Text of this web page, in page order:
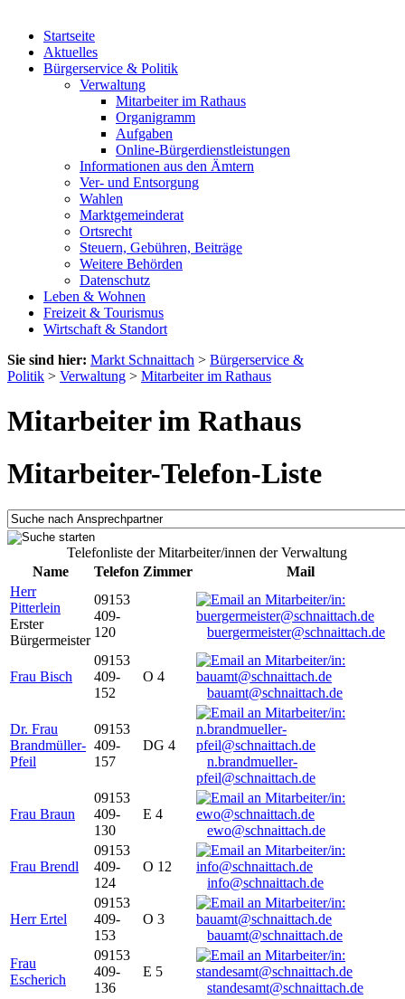
Startseite
Aktuelles
Bürgerservice & Politik
Verwaltung
Mitarbeiter im Rathaus
Organigramm
Aufgaben
Online-Bürgerdienstleistungen
Informationen aus den Ämtern
Ver- und Entsorgung
Wahlen
Marktgemeinderat
Ortsrecht
Steuern, Gebühren, Beiträge
Weitere Behörden
Datenschutz
Leben & Wohnen
Freizeit & Tourismus
Wirtschaft & Standort
Sie sind hier: Markt Schnaittach > Bürgerservice &
Politik > Verwaltung > Mitarbeiter im Rathaus
Mitarbeiter im Rathaus
Mitarbeiter-Telefon-Liste
Telefonliste der Mitarbeiter/innen der Verwaltung
Name
Telefon Zimmer
Mail
Herr
Pitterlein
Erster
Bürgermeister
09153
409-
120
buergermeister@schnaittach.de
Frau Bisch
09153
409-
152
O 4
bauamt@schnaittach.de
Dr. Frau
Brandmüller-
Pfeil
09153
409-
157
DG 4
n.brandmueller-
pfeil@schnaittach.de
Frau Braun
09153
409-
130
E 4
ewo@schnaittach.de
Frau Brendl
09153
409-
124
O 12
info@schnaittach.de
Herr Ertel
09153
409-
153
O 3
bauamt@schnaittach.de
Frau
Escherich
09153
409-
136
E 5
standesamt@schnaittach.de